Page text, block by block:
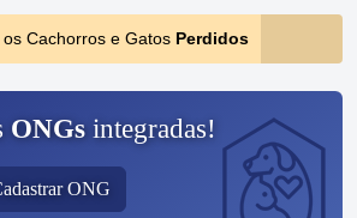
Cachorros e Gatos Perdidos
ONGs integradas!
ONG